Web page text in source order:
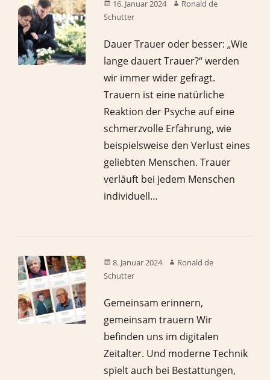
16. Januar 2024
Ronald de
Schutter
Dauer Trauer oder besser: „Wie
lange dauert Trauer?“ werden
wir immer wider gefragt.
Trauern ist eine natürliche
Reaktion der Psyche auf eine
schmerzvolle Erfahrung, wie
beispielsweise den Verlust eines
geliebten Menschen. Trauer
verläuft bei jedem Menschen
individuell…
8. Januar 2024
Ronald de
Schutter
Gemeinsam erinnern,
gemeinsam trauern Wir
befinden uns im digitalen
Zeitalter. Und moderne Technik
spielt auch bei Bestattungen,